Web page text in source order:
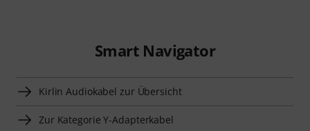
Smart Navigator
Kirlin Audiokabel zur Übersicht
Zur Kategorie Y-Adapterkabel